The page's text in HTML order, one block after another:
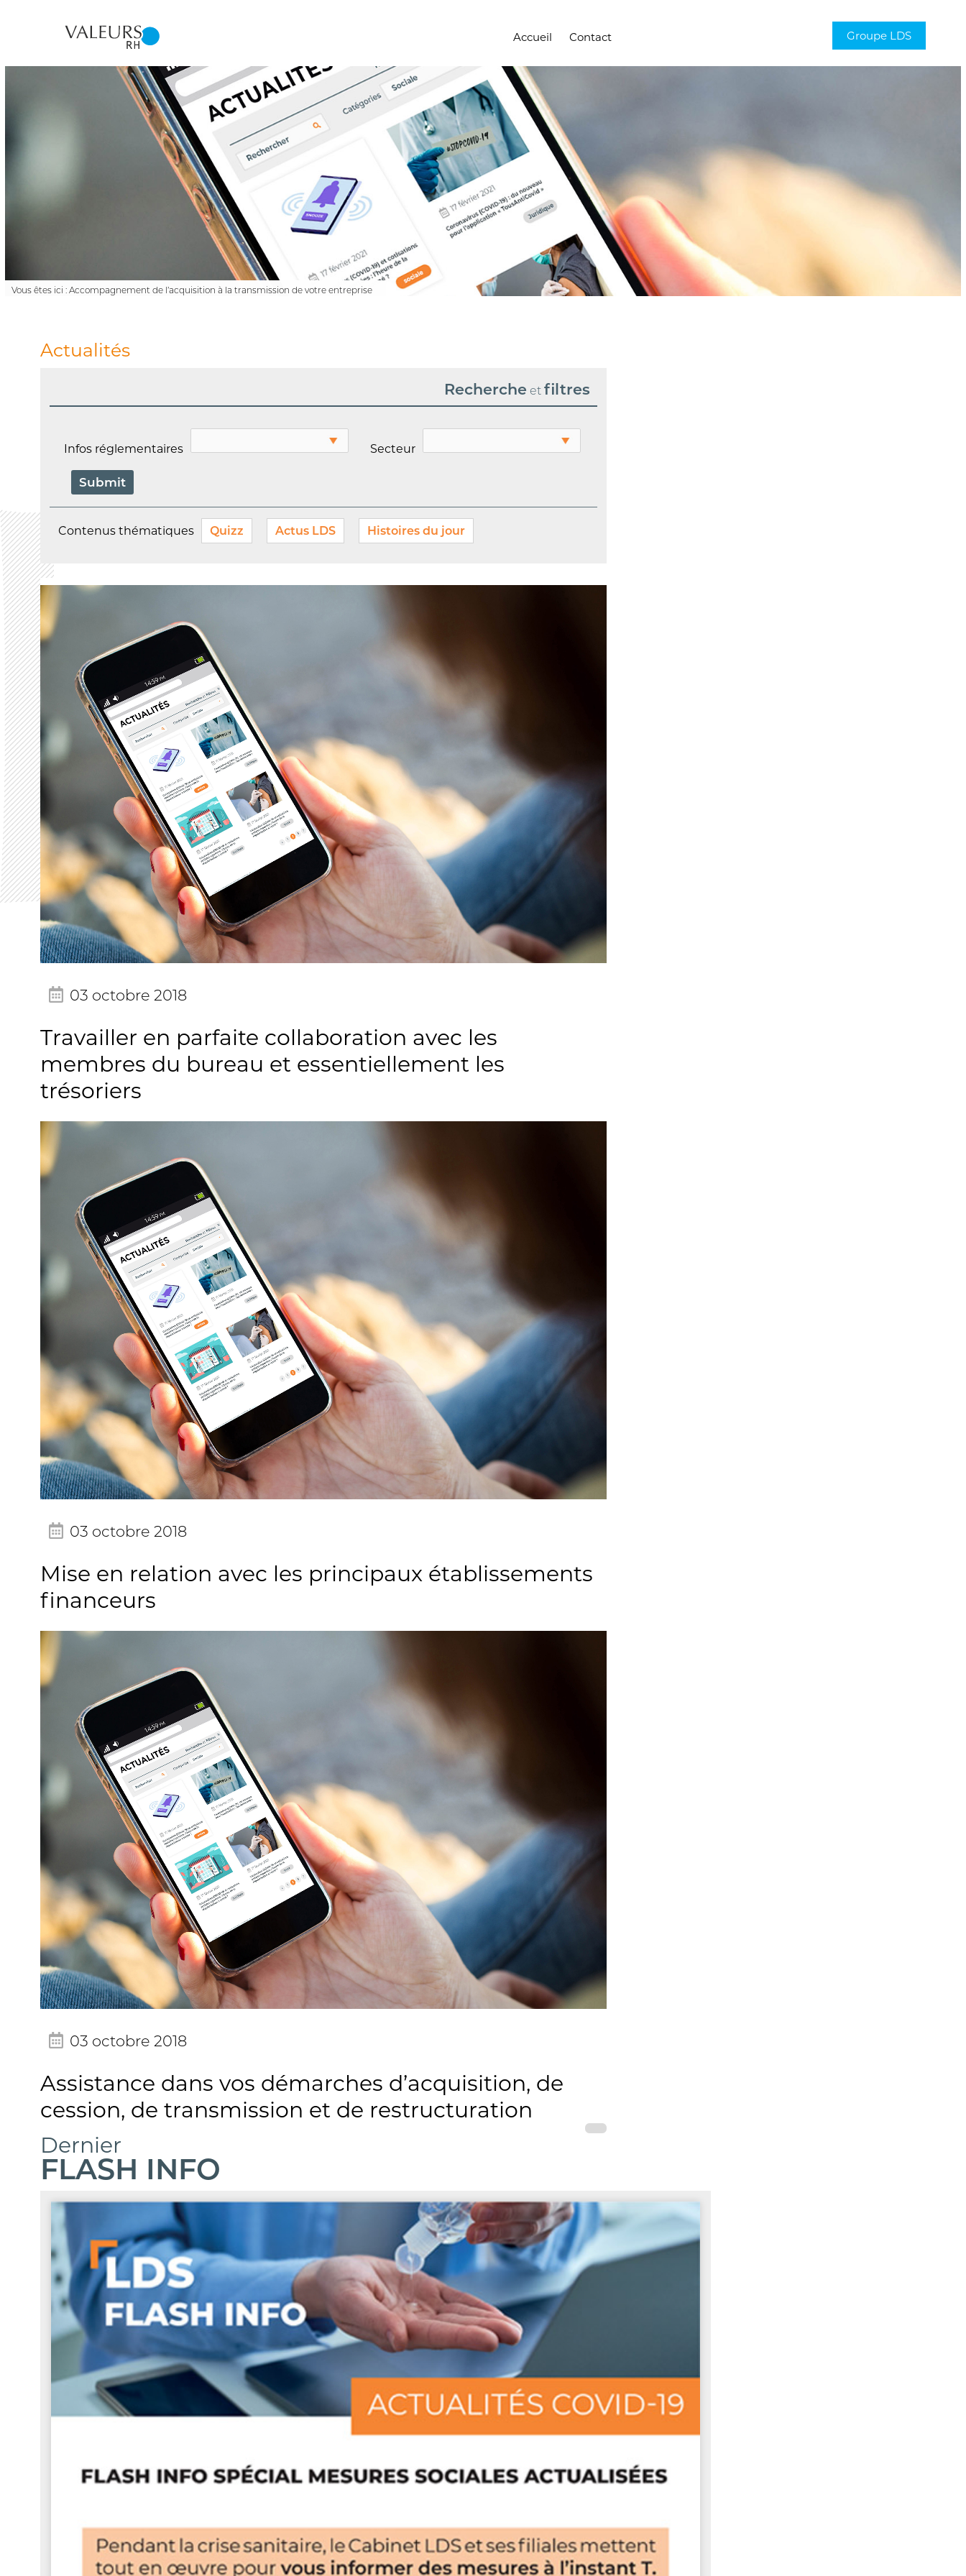
Accueil Contact Groupe LDS
Vous êtes ici : Accompagnement de l’acquisition à la transmission de votre entreprise
Actualités
Recherche etfiltres
Infos réglementaires Secteur
Contenus thématiques Quizz Actus LDS Histoires du jour
03 octobre 2018
Travailler en parfaite collaboration avec les
membres du bureau et essentiellement les
trésoriers
03 octobre 2018
Mise en relation avec les principaux établissements
financeurs
03 octobre 2018
Assistance dans vos démarches d’acquisition, de
cession, de transmission et de restructuration
Dernier
FLASH INFO